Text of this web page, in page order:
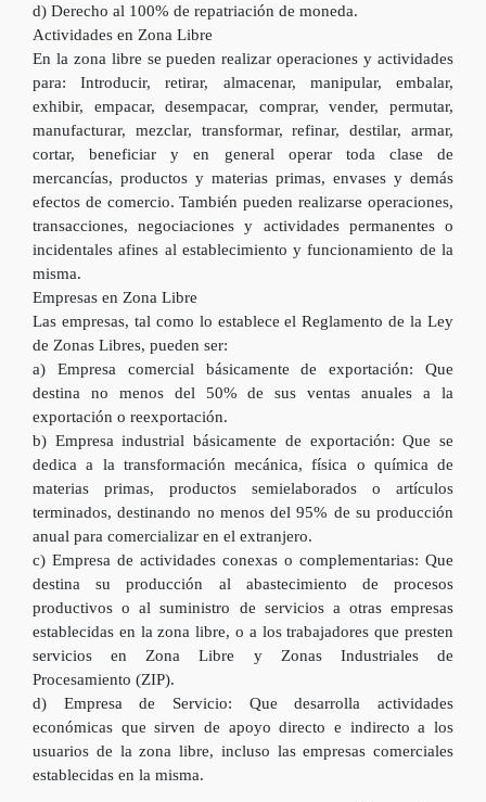
d) Derecho al 100% de repatriación de moneda.
Actividades en Zona Libre
En la zona libre se pueden realizar operaciones y actividades
para: Introducir, retirar, almacenar, manipular, embalar,
exhibir, empacar, desempacar, comprar, vender, permutar,
manufacturar, mezclar, transformar, refinar, destilar, armar,
cortar, beneficiar y en general operar toda clase de
mercancías, productos y materias primas, envases y demás
efectos de comercio. También pueden realizarse operaciones,
transacciones, negociaciones y actividades permanentes o
incidentales afines al establecimiento y funcionamiento de la
misma.
Empresas en Zona Libre
Las empresas, tal como lo establece el Reglamento de la Ley
de Zonas Libres, pueden ser:
a) Empresa comercial básicamente de exportación: Que
destina no menos del 50% de sus ventas anuales a la
exportación o reexportación.
b) Empresa industrial básicamente de exportación: Que se
dedica a la transformación mecánica, física o química de
materias primas, productos semielaborados o artículos
terminados, destinando no menos del 95% de su producción
anual para comercializar en el extranjero.
c) Empresa de actividades conexas o complementarias: Que
destina su producción al abastecimiento de procesos
productivos o al suministro de servicios a otras empresas
establecidas en la zona libre, o a los trabajadores que presten
servicios en Zona Libre y Zonas Industriales de
Procesamiento (ZIP).
d) Empresa de Servicio: Que desarrolla actividades
económicas que sirven de apoyo directo e indirecto a los
usuarios de la zona libre, incluso las empresas comerciales
establecidas en la misma.